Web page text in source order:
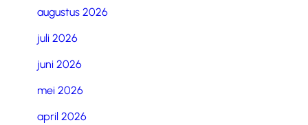
augustus 2026
juli 2026
juni 2026
mei 2026
april 2026